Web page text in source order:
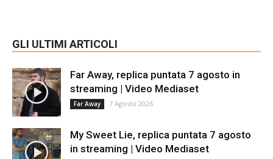
GLI ULTIMI ARTICOLI
Far Away, replica puntata 7 agosto in
streaming | Video Mediaset
Far Away 7 Agosto 2026
My Sweet Lie, replica puntata 7 agosto
in streaming | Video Mediaset